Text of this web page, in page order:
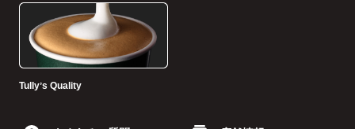
Tullyʼs Quality